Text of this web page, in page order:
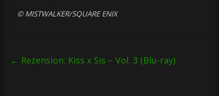
© MISTWALKER/SQUARE ENIX
← Rezension: Kiss x Sis – Vol. 3 (Blu-ray)